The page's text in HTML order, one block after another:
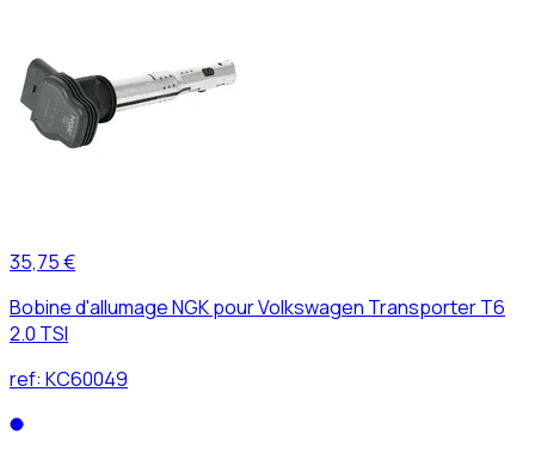
35,75 €
Bobine d'allumage NGK pour Volkswagen Transporter T6
2.0 TSI
ref: KC60049